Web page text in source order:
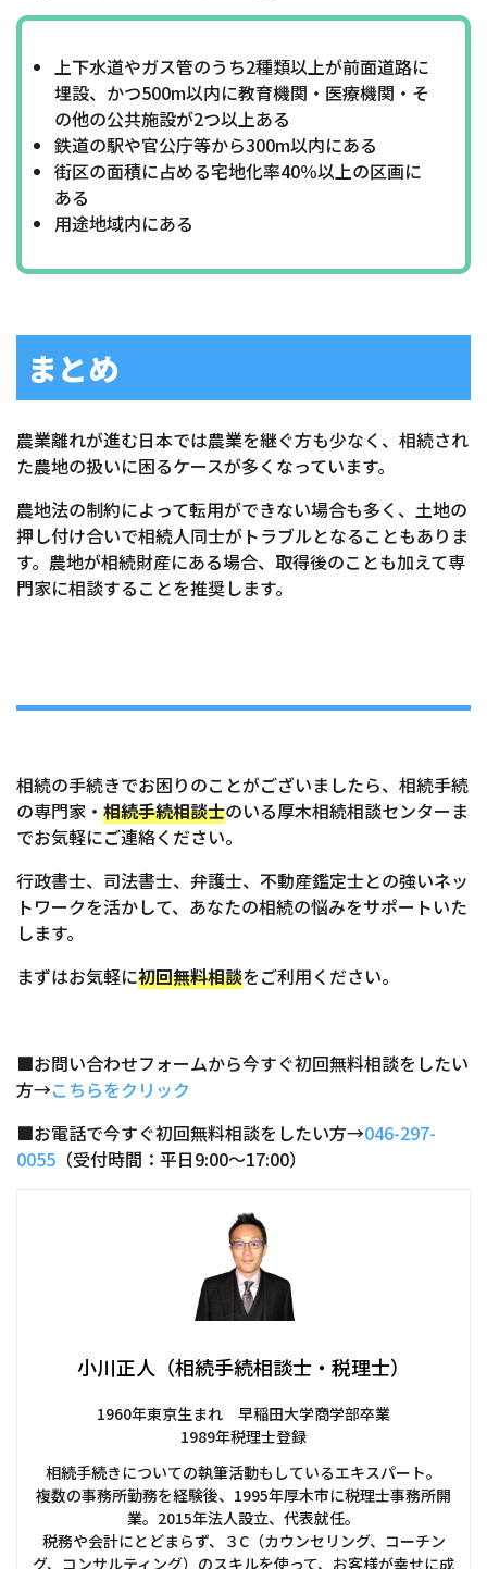
上下水道やガス管のうち2種類以上が前面道路に
埋設、かつ500m以内に教育機関・医療機関・そ
の他の公共施設が2つ以上ある
鉄道の駅や官公庁等から300m以内にある
街区の面積に占める宅地化率40％以上の区画に
ある
用途地域内にある
まとめ
農業離れが進む日本では農業を継ぐ方も少なく、相続され
た農地の扱いに困るケースが多くなっています。
農地法の制約によって転用ができない場合も多く、土地の
押し付け合いで相続人同士がトラブルとなることもありま
す。農地が相続財産にある場合、取得後のことも加えて専
門家に相談することを推奨します。
相続の手続きでお困りのことがございましたら、相続手続
の専門家・ 相続手続相談士のいる厚木相続相談センターま
でお気軽にご連絡ください。
行政書士、司法書士、弁護士、不動産鑑定士との強いネッ
トワークを活かして、あなたの相続の悩みをサポートいた
します。
まずはお気軽に初回無料相談をご利用ください。
■お問い合わせフォームから今すぐ初回無料相談をしたい
方→こちらをクリック
■お電話で今すぐ初回無料相談をしたい方→046-297-
0055 （受付時間：平日9:00～17:00）
小川正人（相続手続相談士・税理士）
1960年東京生まれ 早稲田大学商学部卒業
1989年税理士登録
相続手続きについての執筆活動もしているエキスパート。
複数の事務所勤務を経験後、1995年厚木市に税理士事務所開
業。2015年法人設立、代表就任。
税務や会計にとどまらず、３C（カウンセリング、コーチン
グ、コンサルティング）のスキルを使って、お客様が幸せに成